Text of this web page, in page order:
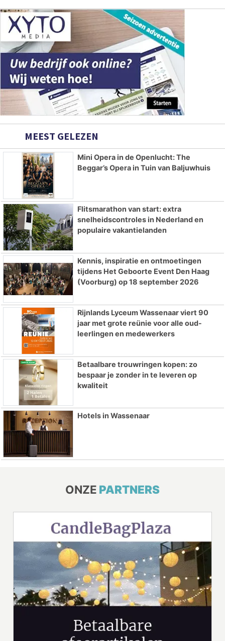
MEEST GELEZEN
Mini Opera in de Openlucht: The
Beggar’s Opera in Tuin van Baljuwhuis
Flitsmarathon van start: extra
snelheidscontroles in Nederland en
populaire vakantielanden
Kennis, inspiratie en ontmoetingen
tijdens Het Geboorte Event Den Haag
(Voorburg) op 18 september 2026
Rijnlands Lyceum Wassenaar viert 90
jaar met grote reünie voor alle oud-
leerlingen en medewerkers
Betaalbare trouwringen kopen: zo
bespaar je zonder in te leveren op
kwaliteit
Hotels in Wassenaar
ONZE PARTNERS